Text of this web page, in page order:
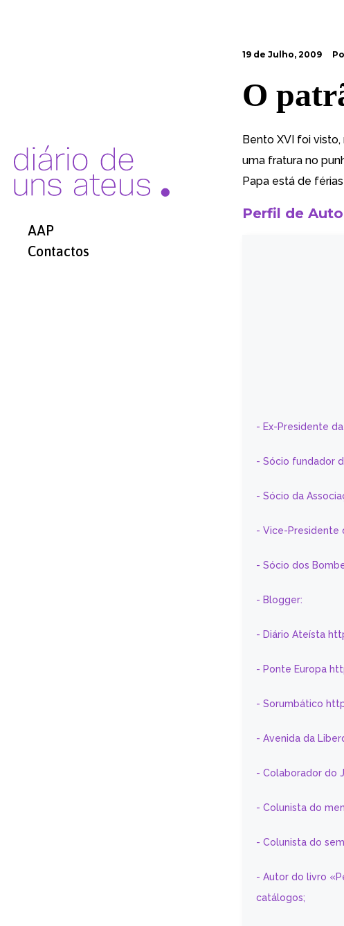
AAP
Contactos
19 de Julho, 2009
O
Bento XVI foi
uma fratura no
Papa está de
Perfil de
- Ex-Presidente
- Sócio fundador
- Sócio da
- Vice-Presidente
- Sócio dos
- Blogger:
- Diário Ateísta
- Ponte Europa
- Sorumbático
- Avenida da
- Colaborador do
- Colunista do
- Colunista do
- Autor do livro
catálogos;